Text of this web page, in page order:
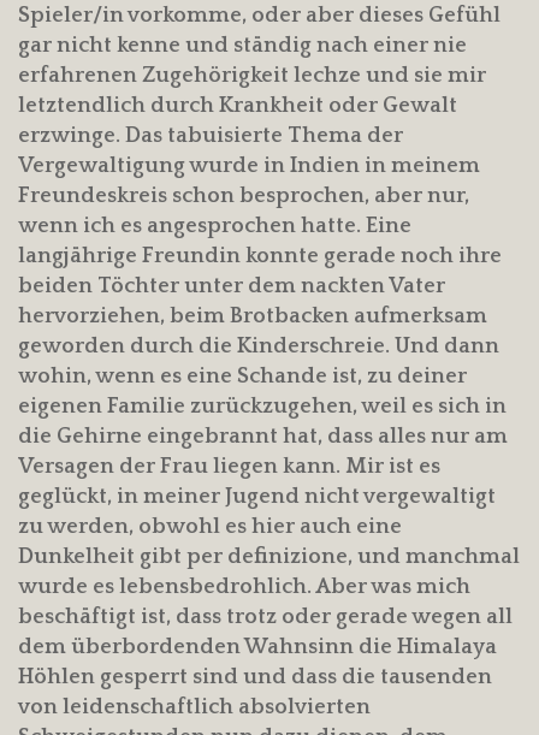
Spieler/in vorkomme, oder aber dieses Gefühl
gar nicht kenne und ständig nach einer nie
erfahrenen Zugehörigkeit lechze und sie mir
letztendlich durch Krankheit oder Gewalt
erzwinge. Das tabuisierte Thema der
Vergewaltigung wurde in Indien in meinem
Freundeskreis schon besprochen, aber nur,
wenn ich es angesprochen hatte. Eine
langjährige Freundin konnte gerade noch ihre
beiden Töchter unter dem nackten Vater
hervorziehen, beim Brotbacken aufmerksam
geworden durch die Kinderschreie. Und dann
wohin, wenn es eine Schande ist, zu deiner
eigenen Familie zurückzugehen, weil es sich in
die Gehirne eingebrannt hat, dass alles nur am
Versagen der Frau liegen kann. Mir ist es
geglückt, in meiner Jugend nicht vergewaltigt
zu werden, obwohl es hier auch eine
Dunkelheit gibt per definizione, und manchmal
wurde es lebensbedrohlich. Aber was mich
beschäftigt ist, dass trotz oder gerade wegen all
dem überbordenden Wahnsinn die Himalaya
Höhlen gesperrt sind und dass die tausenden
von leidenschaftlich absolvierten